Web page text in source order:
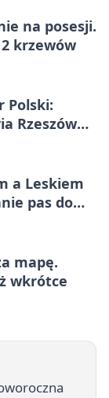
na posesji.
krzewów
Polski:
Rzeszów
a Leskiem
pas do
mapę.
wkrótce